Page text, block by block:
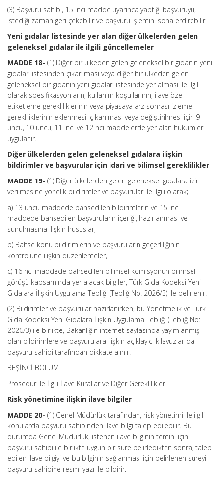
(3) Başvuru sahibi, 15 inci madde uyarınca yaptığı başvuruyu,
istediği zaman geri çekebilir ve başvuru işlemini sona erdirebilir.
Yeni gıdalar listesinde yer alan diğer ülkelerden gelen
geleneksel gıdalar ile ilgili güncellemeler
MADDE 18- (1) Diğer bir ülkeden gelen geleneksel bir gıdanın yeni
gıdalar listesinden çıkarılması veya diğer bir ülkeden gelen
geleneksel bir gıdanın yeni gıdalar listesinde yer alması ile ilgili
olarak spesifikasyonların, kullanım koşullarının, ilave özel
etiketleme gerekliliklerinin veya piyasaya arz sonrası izleme
gerekliliklerinin eklenmesi, çıkarılması veya değiştirilmesi için 9
uncu, 10 uncu, 11 inci ve 12 nci maddelerde yer alan hükümler
uygulanır.
Diğer ülkelerden gelen geleneksel gıdalara ilişkin
bildirimler ve başvurular için idari ve bilimsel gereklilikler
MADDE 19- (1) Diğer ülkelerden gelen geleneksel gıdalara izin
verilmesine yönelik bildirimler ve başvurular ile ilgili olarak;
a) 13 üncü maddede bahsedilen bildirimlerin ve 15 inci
maddede bahsedilen başvuruların içeriği, hazırlanması ve
sunulmasına ilişkin hususlar,
b) Bahse konu bildirimlerin ve başvuruların geçerliliğinin
kontrolüne ilişkin düzenlemeler,
c) 16 ncı maddede bahsedilen bilimsel komisyonun bilimsel
görüşü kapsamında yer alacak bilgiler, Türk Gıda Kodeksi Yeni
Gıdalara İlişkin Uygulama Tebliği (Tebliğ No: 2026/3) ile belirlenir.
(2) Bildirimler ve başvurular hazırlanırken, bu Yönetmelik ve Türk
Gıda Kodeksi Yeni Gıdalara İlişkin Uygulama Tebliği (Tebliğ No:
2026/3) ile birlikte, Bakanlığın internet sayfasında yayımlanmış
olan bildirimlere ve başvurulara ilişkin açıklayıcı kılavuzlar da
başvuru sahibi tarafından dikkate alınır.
BEŞİNCİ BÖLÜM
Prosedür ile İlgili İlave Kurallar ve Diğer Gereklilikler
Risk yönetimine ilişkin ilave bilgiler
MADDE 20- (1) Genel Müdürlük tarafından, risk yönetimi ile ilgili
konularda başvuru sahibinden ilave bilgi talep edilebilir. Bu
durumda Genel Müdürlük, istenen ilave bilginin temini için
başvuru sahibi ile birlikte uygun bir süre belirledikten sonra, talep
edilen ilave bilgiyi ve bu bilginin sağlanması için belirlenen süreyi
başvuru sahibine resmi yazı ile bildirir.